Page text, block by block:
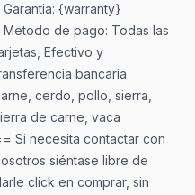
Garantia: {warranty}
Metodo de pago: Todas las
Efectivo y
bancaria
cerdo, pollo, sierra,
de carne, vaca
Si necesita contactar con
siéntase libre de
click en comprar, sin